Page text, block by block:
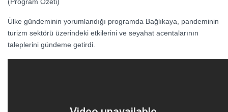
Ülke gündeminin yorumlandığı programda Bağlıkaya, pandeminin
turizm sektörü üzerindeki etkilerini ve seyahat acentalarının
taleplerini gündeme getirdi.